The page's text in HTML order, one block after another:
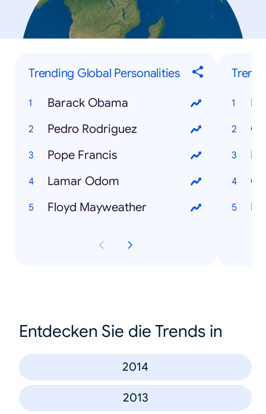
Trending Global Personalities
Barack Obama
Pedro Rodriguez
Pope Francis
Lamar Odom
Floyd Mayweather
Entdecken Sie die Trends in
2014
2013